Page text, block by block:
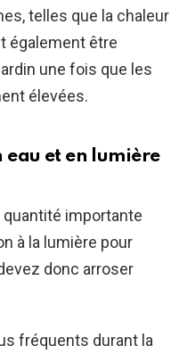
telles que la chaleur
également être
une fois que les
élevées.
eau et en lumière
quantité importante
à la lumière pour
donc arroser
fréquents durant la